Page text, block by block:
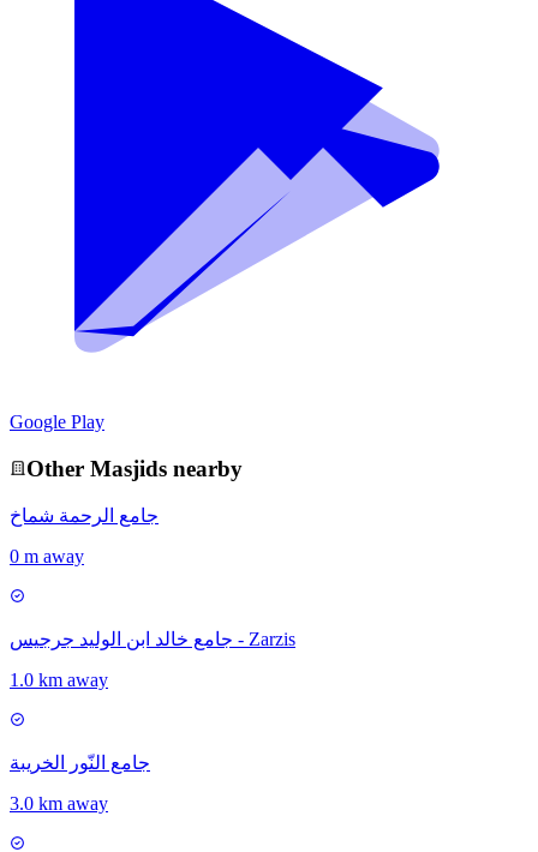
Google Play
Other Masjids nearby
جامع الرحمة شماخ
0 m away
جامع خالد ابن الوليد جرجيس - Zarzis
1.0 km away
جامع النّور الخريبة
3.0 km away